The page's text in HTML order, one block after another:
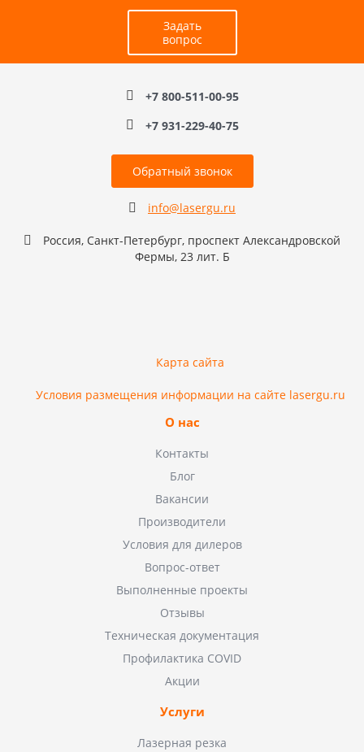
Задать
вопрос
+7 800-511-00-95
+7 931-229-40-75
Обратный звонок
info@lasergu.ru
Россия, Санкт-Петербург, проспект Александровской
Фермы, 23 лит. Б
Карта сайта
Условия размещения информации на сайте lasergu.ru
О нас
Контакты
Блог
Вакансии
Производители
Условия для дилеров
Вопрос-ответ
Выполненные проекты
Отзывы
Техническая документация
Профилактика COVID
Акции
Услуги
Лазерная резка